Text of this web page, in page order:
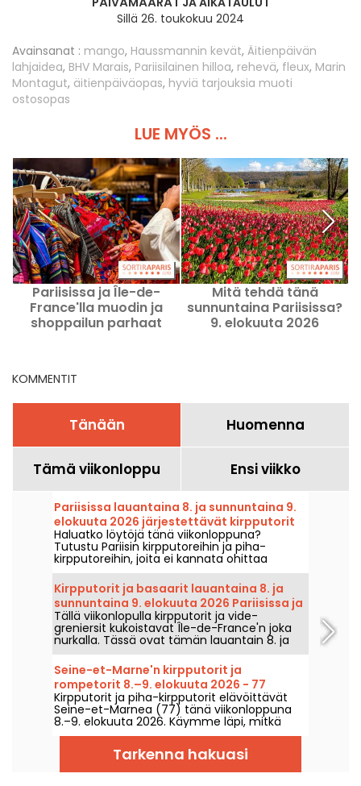
Sillä 26. toukokuu 2024
Avainsanat : mango, Haussmannin kevät, Äitienpäivän
lahjaidea, BHV Marais, Pariisilainen hilloa, rehevä, fleux, Marin
Montagut, äitienpäiväopas, hyviä tarjouksia muoti
ostosopas
LUE MYÖS ...
Pariisissa ja Île-de-
France'lla muodin ja
shoppailun parhaat
Mitä tehdä tänä
sunnuntaina Pariisissa?
9. elokuuta 2026
KOMMENTIT
Tänään Huomenna
Tämä viikonloppu Ensi viikko
Pariisissa lauantaina 8. ja sunnuntaina 9.
elokuuta 2026 järjestettävät kirpputorit
ja rompetorit – viikonlopun ohjelma
Haluatko löytöjä tänä viikonloppuna?
Tutustu Pariisin kirpputoreihin ja piha-
kirpputoreihin, joita ei kannata ohittaa
lauantaina 8. ja sunnuntaina 9. elokuuta
2026 – täydellinen tilaisuus napata hyviä
tarjouksia.
Kirpputorit ja basaarit lauantaina 8. ja
sunnuntaina 9. elokuuta 2026 Pariisissa ja
Île-de-France -alueella – viikonlopun
ohjelma
Tällä viikonlopulla kirpputorit ja vide-
greniersit kukoistavat Île-de-France'n joka
nurkalla. Tässä ovat tämän lauantain 8. ja
sunnuntain 9. elokuuta 2026 löydettävät
tapahtumat – kiertelyyn, penkomiseen ja
ehkä sen harvinaisimman helmestä kiinni
saamiseen.
Seine-et-Marne'n kirpputorit ja
rompetorit 8.–9. elokuuta 2026 - 77
Kirpputorit ja piha-kirpputorit elävöittävät
Seine-et-Marnea (77) tänä viikonloppuna
8.–9. elokuuta 2026. Käymme läpi, mitkä
tapahtumat teitä odottavat!
Tarkenna hakuasi